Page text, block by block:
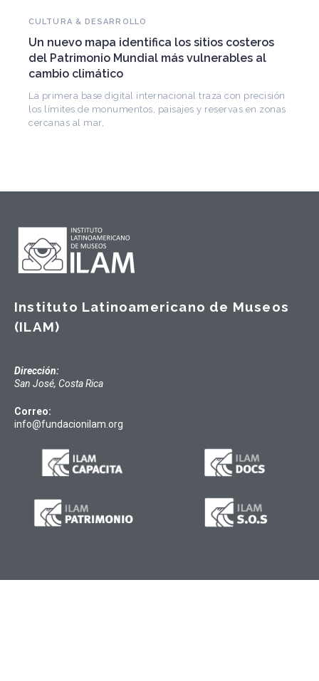
Falleció Ramón Gutiérrez, guardián del
patrimonio iberoamericano
Arquitecto, historiador e Investigador Superior del
CONICET, fundó el CEDODAL e impulsó los Seminarios
de Arquitectura Latinoamericana. Publicó más de
Instituto Latinoamericano de Museos
(ILAM)
Dirección:
San José, Costa Rica
Correo:
info@fundacionilam.org